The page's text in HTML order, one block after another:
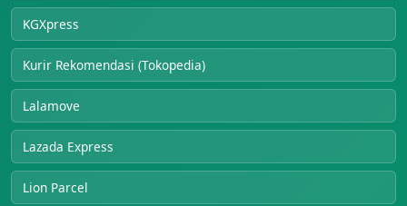
KGXpress
Kurir Rekomendasi (Tokopedia)
Lalamove
Lazada Express
Lion Parcel